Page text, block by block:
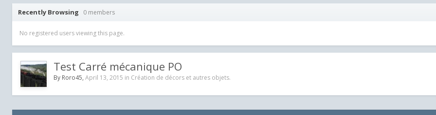
Recently Browsing 0 members
No registered users viewing this page.
Test Carré mécanique PO
By Roro45, April 13, 2015 in Création de décors et autres objets.